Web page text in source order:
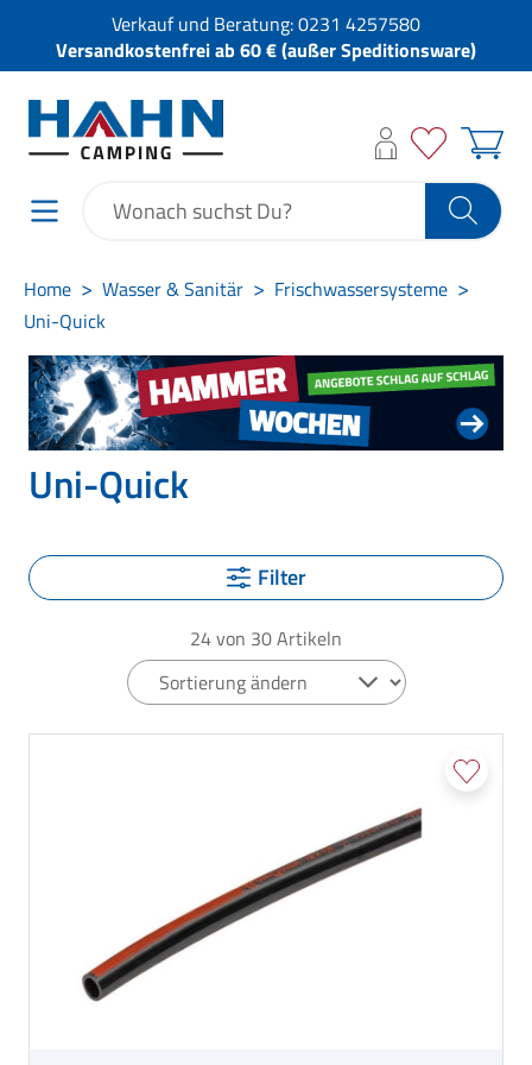
Verkauf und Beratung:0231 4257580
Versandkostenfrei ab 60 € (außer Speditionsware)
Home Wasser & Sanitär
Frischwassersysteme
Uni-Quick
Uni-Quick
Filter
24von 30Artikeln